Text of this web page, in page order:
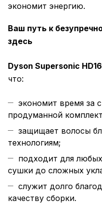
экономит энергию.
Ваш путь к
здесь
Dyson Supersonic HD16
что:
экономит время за
продуманной
защищает волосы
технологиям;
подходит для
сушки до сложных
служит долго
качеству сборки.